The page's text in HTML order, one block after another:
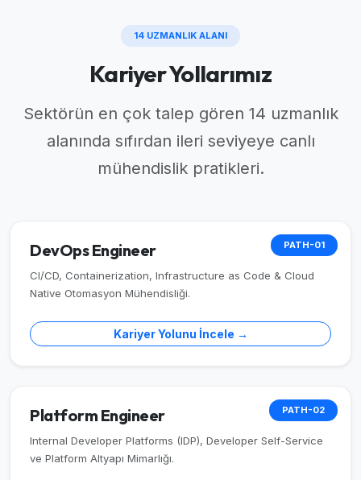
14 UZMANLIK ALANI
Kariyer Yollarımız
Sektörün en çok talep gören 14 uzmanlık
alanında sıfırdan ileri seviyeye canlı
mühendislik pratikleri.
PATH-01
DevOps Engineer
CI/CD, Containerization, Infrastructure as Code & Cloud
Native Otomasyon Mühendisliği.
Kariyer Yolunu İncele →
PATH-02
Platform Engineer
Internal Developer Platforms (IDP), Developer Self-Service
ve Platform Altyapı Mimarlığı.